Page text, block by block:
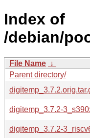
Index of
/debian/
File Name ↓
Parent directory/
digitemp_3.7.2-
digitemp_3.7.2-